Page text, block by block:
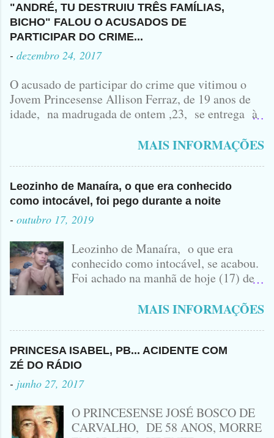
"ANDRÉ, TU DESTRUIU TRÊS FAMÍLIAS,
BICHO" FALOU O ACUSADOS DE
PARTICIPAR DO CRIME...
- dezembro 24, 2017
O acusado de participar do crime que vitimou o
Jovem Princesense Allison Ferraz, de 19 anos de
idade, na madrugada de ontem ,23, se entrega à
vulgo ( CORRÓ ) falou como tudo aconteceu ...
MAIS INFORMAÇÕES
Leozinho de Manaíra, o que era conhecido
como intocável, foi pego durante a noite
- outubro 17, 2019
Leozinho de Manaíra, o que era
conhecido como intocável, se acabou.
Foi achado na manhã de hoje (17) de
no Sertão da Paraíba, o Lendário
Leozinho . Segundo informações , o
Criminoso Leonardo, 22 anos, foi
atingido com disparo de calibre 12. O
Procurado pela Justiça havia matado
a Namorada dele, Fabrícia Nogueira ,
Peixeira. Ele deu mais de 10 Facadas
na Adolescente.
MAIS INFORMAÇÕES
PRINCESA ISABEL, PB... ACIDENTE COM
ZÉ DO RÁDIO
- junho 27, 2017
O PRINCESENSE JOSÉ BOSCO DE
CARVALHO, DE 58 ANOS, MORRE